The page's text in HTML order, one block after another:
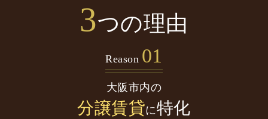
3つの理由
Reason 01
大阪市内の
分譲賃貸に特化